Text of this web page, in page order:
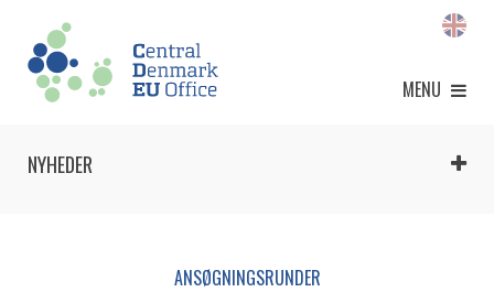
MENU
NYHEDER
ANSØGNINGSRUNDER